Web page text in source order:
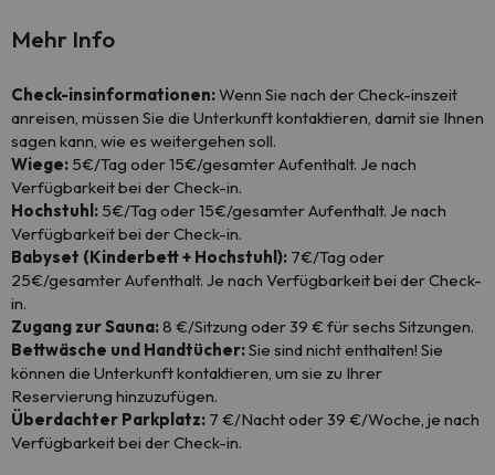
Mehr Info
Check-insinformationen:Wenn Sie nach der Check-inszeit
anreisen, müssen Sie die Unterkunft kontaktieren, damit sie Ihnen
sagen kann, wie es weitergehen soll.
Wiege: 5€/Tag oder 15€/gesamter Aufenthalt. Je nach
Verfügbarkeit bei der Check-in.
Hochstuhl: 5€/Tag oder 15€/gesamter Aufenthalt. Je nach
Verfügbarkeit bei der Check-in.
Babyset (Kinderbett + Hochstuhl): 7€/Tag oder
25€/gesamter Aufenthalt. Je nach Verfügbarkeit bei der Check-
in.
Zugang zur Sauna:8 €/Sitzung oder 39 € für sechs Sitzungen.
Bettwäsche und Handtücher:Sie sind nicht enthalten! Sie
können die Unterkunft kontaktieren, um sie zu Ihrer
Reservierung hinzuzufügen.
Überdachter Parkplatz: 7 €/Nacht oder 39 €/Woche, je nach
Verfügbarkeit bei der Check-in.